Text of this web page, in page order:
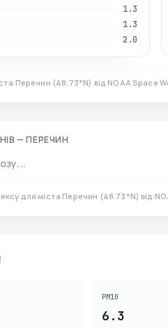
1.3
1.3
2.0
Перечин (48.73°N) від NOAA Space
— ПЕРЕЧИН
для міста Перечин (48.73 °N) від
PM10
6.3